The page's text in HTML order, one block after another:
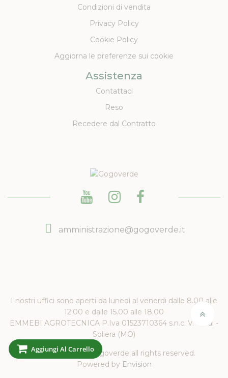
Aggiungi Al Carrello
Condizioni di vendita
Privacy Policy
Cookie Policy
Aggiorna le preferenze sui cookie
Assistenza
Contattaci
Reso
Recedere dal Contratto
amministrazione@gogoverde.it
I nostri uffici sono aperti da lunedì al venerdi dalle 8.00 alle
12.00 e dalle 15.00 alle 18.00
EMMEBI AGROTECNICA P.Iva 01523710364 s.n.c. V. Verdi -
Soliera (MO)
Copyright 2019 Gogoverde all rights reserved.
Powered by Envision